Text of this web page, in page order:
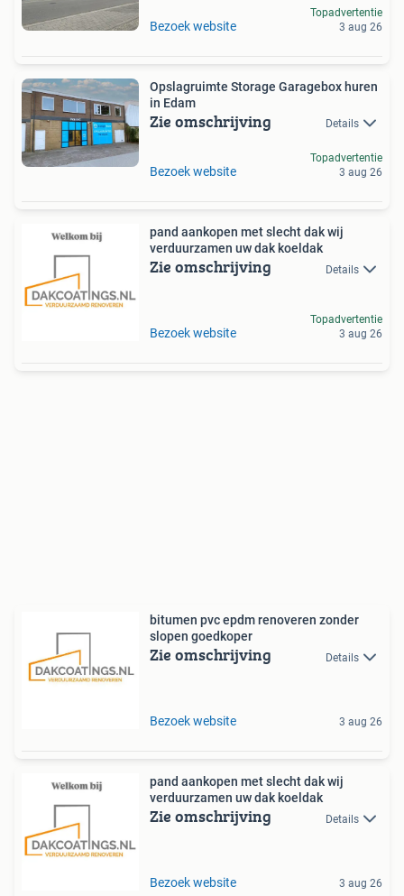
Bezoek website
Topadvertentie
3 aug 26
Opslagruimte Storage Garagebox huren
in Edam
Zie omschrijving Details
Bezoek website
Topadvertentie
3 aug 26
pand aankopen met slecht dak wij
verduurzamen uw dak koeldak
Zie omschrijving Details
Bezoek website
Topadvertentie
3 aug 26
bitumen pvc epdm renoveren zonder
slopen goedkoper
Zie omschrijving Details
Bezoek website 3 aug 26
pand aankopen met slecht dak wij
verduurzamen uw dak koeldak
Zie omschrijving Details
Bezoek website 3 aug 26